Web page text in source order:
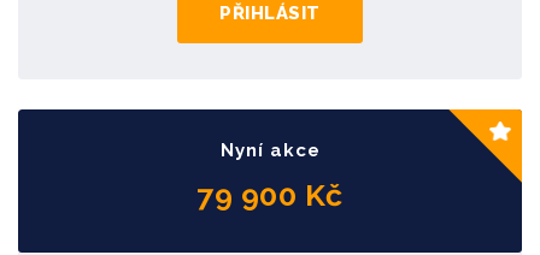
PŘIHLÁSIT
Nyní akce
79 900 Kč